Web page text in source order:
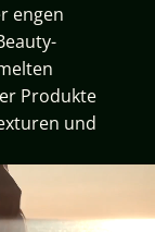
engen
Produkte
und